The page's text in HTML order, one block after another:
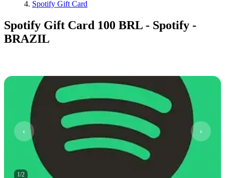
Spotify Gift Card
Spotify Gift Card 100 BRL - Spotify -
BRAZIL
1/2